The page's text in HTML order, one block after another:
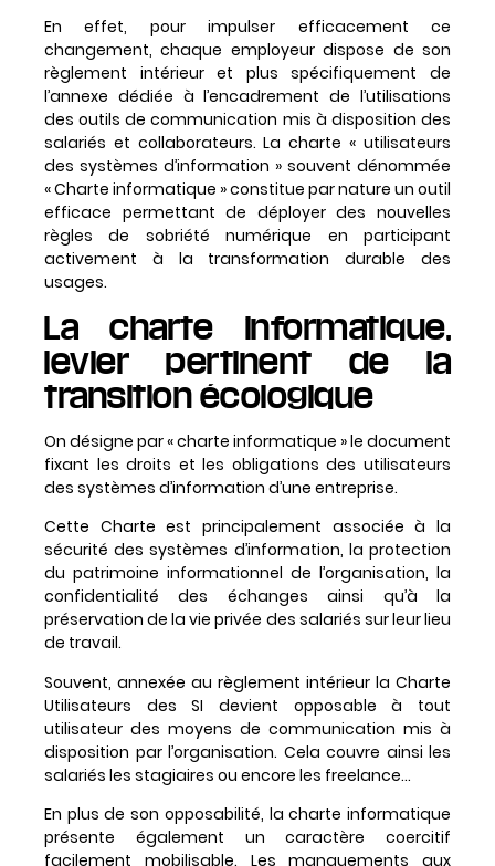
En effet, pour impulser efficacement ce
changement, chaque employeur dispose de son
règlement intérieur et plus spécifiquement de
l’annexe dédiée à l’encadrement de l’utilisations
des outils de communication mis à disposition des
salariés et collaborateurs. La charte « utilisateurs
des systèmes d’information » souvent dénommée
« Charte informatique » constitue par nature un outil
efficace permettant de déployer des nouvelles
règles de sobriété numérique en participant
activement à la transformation durable des
usages.
La charte informatique,
levier pertinent de la
transition écologique
On désigne par « charte informatique » le document
fixant les droits et les obligations des utilisateurs
des systèmes d’information d’une entreprise.
Cette Charte est principalement associée à la
sécurité des systèmes d’information, la protection
du patrimoine informationnel de l’organisation, la
confidentialité des échanges ainsi qu’à la
préservation de la vie privée des salariés sur leur lieu
de travail.
Souvent, annexée au règlement intérieur la Charte
Utilisateurs des SI devient opposable à tout
utilisateur des moyens de communication mis à
disposition par l’organisation. Cela couvre ainsi les
salariés les stagiaires ou encore les freelance…
En plus de son opposabilité, la charte informatique
présente également un caractère coercitif
facilement mobilisable. Les manquements aux